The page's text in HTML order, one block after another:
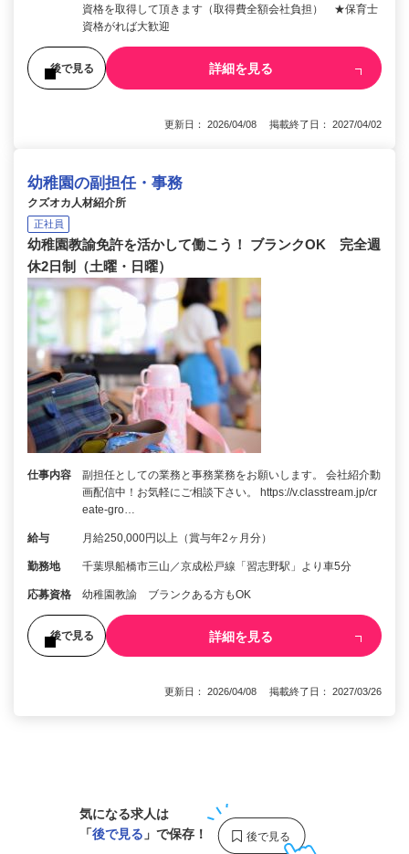
資格を取得して頂きます（取得費全額会社負担） ★保育士
資格がれば大歓迎
後で見る 詳細を見る
更新日： 2026/04/08 掲載終了日： 2027/04/02
幼稚園の副担任・事務
クズオカ人材紹介所
正社員
幼稚園教諭免許を活かして働こう！ ブランクOK 完全週
休2日制（土曜・日曜）
仕事内容
副担任としての業務と事務業務をお願いします。 会社紹介動
画配信中！お気軽にご相談下さい。 https://v.classtream.jp/cr
eate-gro…
給与 月給250,000円以上（賞与年2ヶ月分）
勤務地 千葉県船橋市三山／京成松戸線「習志野駅」より車5分
応募資格 幼稚園教諭 ブランクある方もOK
後で見る 詳細を見る
更新日： 2026/04/08 掲載終了日： 2027/03/26
気になる求人は
「後で見る 」で保存！